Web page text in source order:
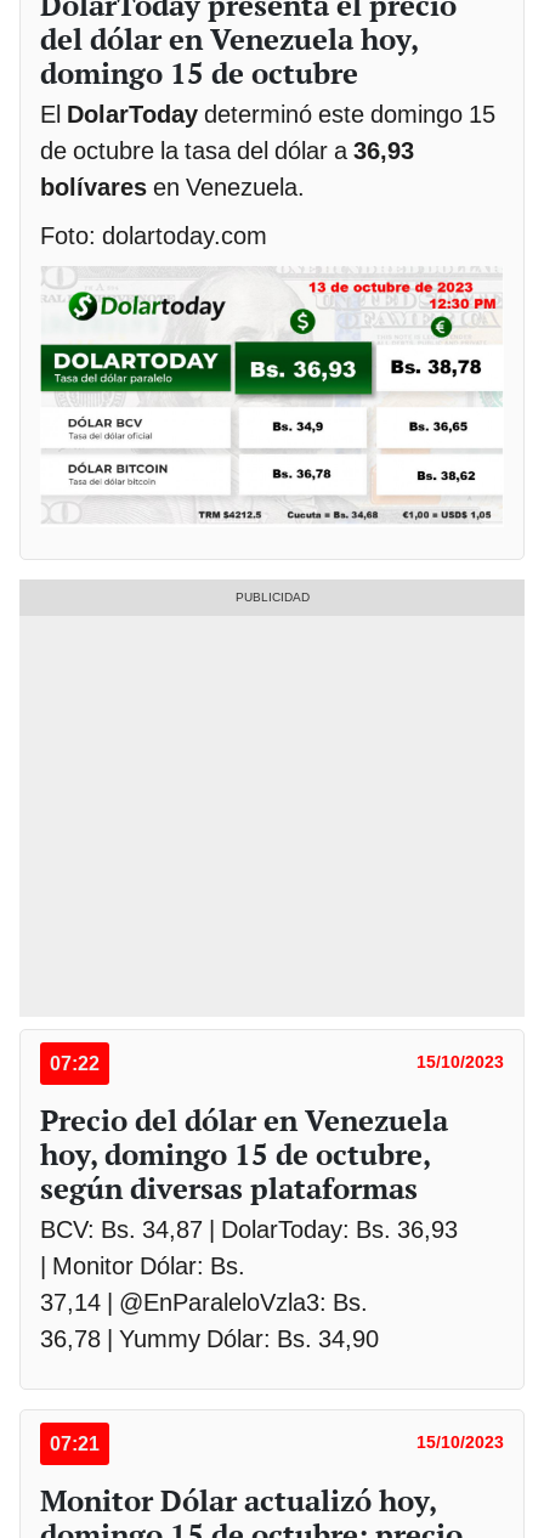
del dólar en Venezuela hoy,
domingo 15 de octubre
El DolarToday determinó este domingo 15
de octubre la tasa del dólar a36,93
bolívares en Venezuela.
Foto: dolartoday.com
07:22 15/10/2023
Precio del dólar en Venezuela
hoy, domingo 15 de octubre,
según diversas plataformas
BCV: Bs. 34,87 | DolarToday: Bs. 36,93
| Monitor Dólar: Bs.
37,14 | @EnParaleloVzla3: Bs.
36,78 | Yummy Dólar: Bs. 34,90
07:21 15/10/2023
Monitor Dólar actualizó hoy,